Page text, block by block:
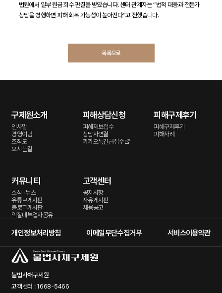
법원에서 일부 원금 회수 판결을 받았습니다. 센터 관계자는 “법적 대응과 전문가
상담을 병행하면 피해 회복 가능성이 높아진다”고 전했습니다.
목록으로
구제원소개
인사말
경영이념
조직도
오시는길
피해상담신청
피해제보접수
상담사연결
카카오톡긴급접수
피해구제후기
피해구제후기
피해사례
커뮤니티
소식 · 뉴스
유튜브게시판
블로그게시판
악질대부업자공유
고객센터
공지사항
자유게시판
채용공고
개인정보처리방침 이메일무단수집거부 서비스이용약관
불법사채구제원
고객센터 : 1668-5466